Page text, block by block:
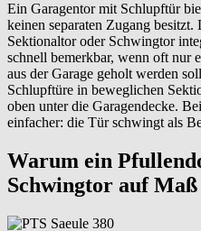
Ein Garagentor mit Schlupftür
keinen separaten Zugang
Sektionaltor oder Schwingtor
schnell bemerkbar, wenn oft nur
aus der Garage geholt werden
Schlupftüre in beweglichen
oben unter die Garagendecke.
einfacher: die Tür schwingt als
Warum ein
Schwingtor auf